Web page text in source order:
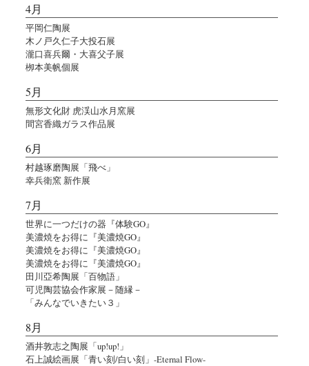
4月
平岡仁陶展
木ノ戸久仁子大投石展
瀧口喜兵爾・大喜父子展
栁本美帆個展
5月
無形文化財 虎渓山水月窯展
間宮香織ガラス作品展
6月
村越琢磨陶展「飛べ」
幸兵衛窯 新作展
7月
世界に一つだけの器『体験GO』
美濃焼をお得に『美濃焼GO』
美濃焼をお得に『美濃焼GO』
美濃焼をお得に『美濃焼GO』
田川亞希陶展「百物語」
可児陶芸協会作家展－随縁－
「みんなでいきたい３」
8月
酒井敦志之陶展「up!up!」
石上誠絵画展「青い刻/白い刻」-Eternal Flow-